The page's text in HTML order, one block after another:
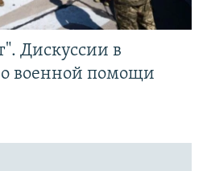
Дискуссии в
военной помощи